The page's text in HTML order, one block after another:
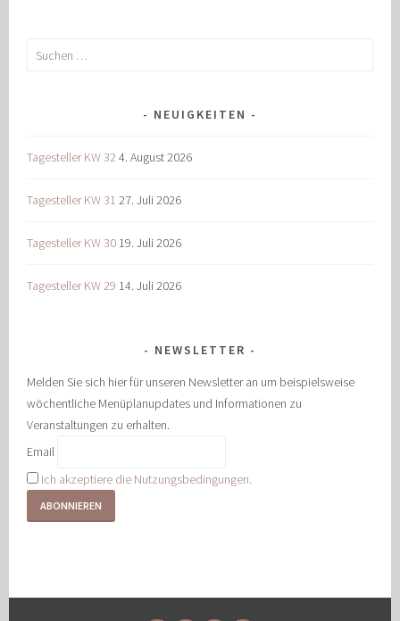
Suchen
NEUIGKEITEN
Tagesteller KW 324. August 2026
Tagesteller KW 31 27. Juli 2026
Tagesteller KW 30 19. Juli 2026
Tagesteller KW 29 14. Juli 2026
NEWSLETTER
Melden Sie sich hier für unseren Newsletter an um beispielsweise
wöchentliche Menüplanupdates und Informationen zu
Veranstaltungen zu erhalten.
Email
Ich akzeptiere die Nutzungsbedingungen.